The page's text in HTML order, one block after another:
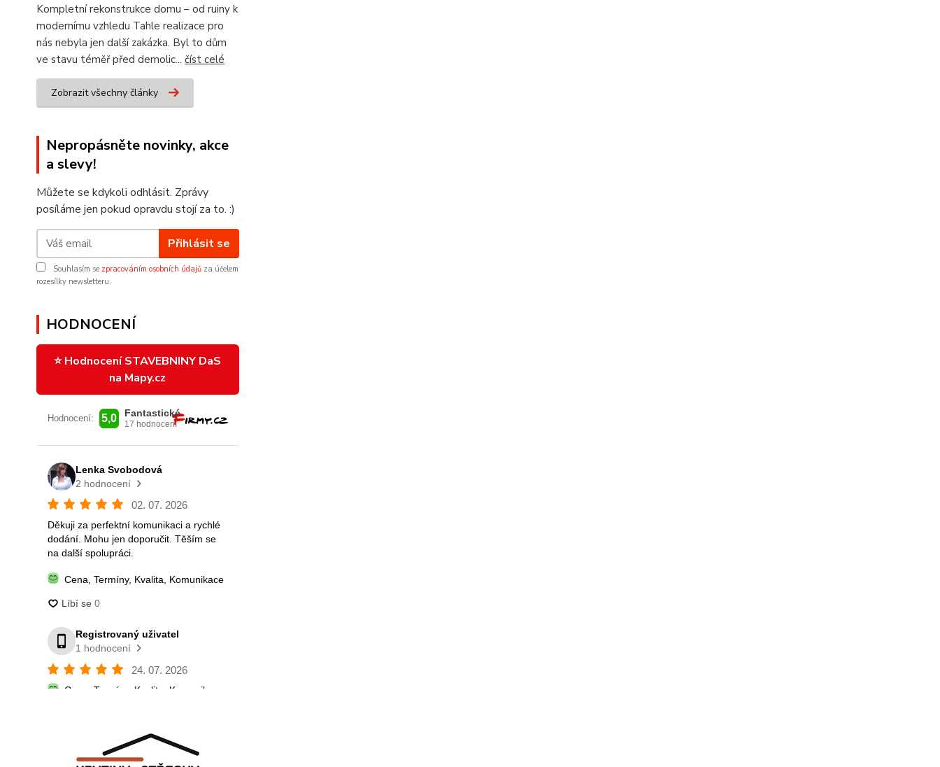
Kompletní rekonstrukce domu – od ruiny k
modernímu vzhledu Tahle realizace pro
nás nebyla jen další zakázka. Byl to dům
ve stavu téměř před demolic... číst celé
Zobrazit všechny články
Nepropásněte novinky, akce
a slevy!
Můžete se kdykoli odhlásit. Zprávy
posíláme jen pokud opravdu stojí za to. :)
Přihlásit se
Souhlasím se zpracováním osobních údajů za účelem
rozesílky newsletteru.
HODNOCENÍ
⭐ Hodnocení STAVEBNINY DaS
na Mapy.cz